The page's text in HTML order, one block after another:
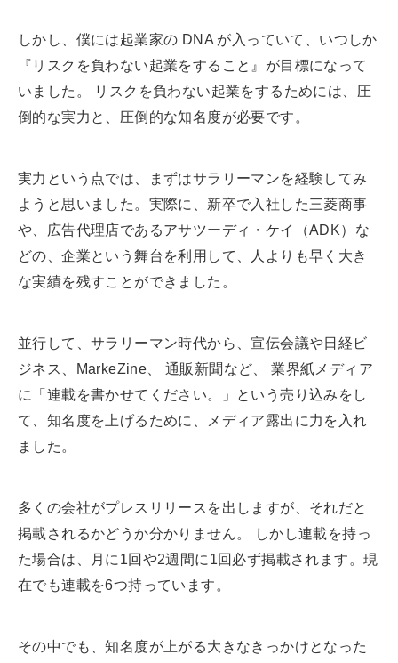
しかし、僕には起業家の DNA が入っていて、いつしか
『リスクを負わない起業をすること』が目標になって
いました。 リスクを負わない起業をするためには、圧
倒的な実力と、圧倒的な知名度が必要です。
実力という点では、まずはサラリーマンを経験してみ
ようと思いました。実際に、新卒で入社した三菱商事
や、広告代理店であるアサツーディ・ケイ（ADK）な
どの、企業という舞台を利用して、人よりも早く大き
な実績を残すことができました。
並行して、サラリーマン時代から、宣伝会議や日経ビ
ジネス、MarkeZine、 通販新聞など、 業界紙メディア
に「連載を書かせてください。」という売り込みをし
て、知名度を上げるために、メディア露出に力を入れ
ました。
多くの会社がプレスリリースを出しますが、それだと
掲載されるかどうか分かりません。 しかし連載を持っ
た場合は、月に1回や2週間に1回必ず掲載されます。現
在でも連載を6つ持っています。
その中でも、知名度が上がる大きなきっかけとなった